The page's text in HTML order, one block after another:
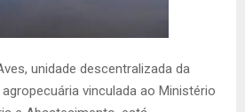
unidade descentralizada da
vinculada ao Ministério